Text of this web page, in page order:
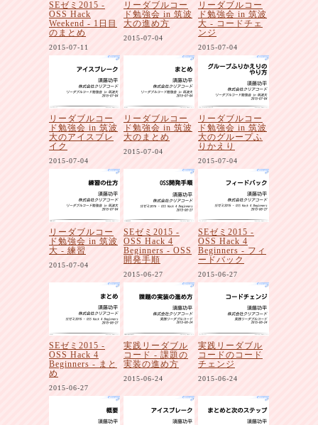
SEゼミ2015 -
OSS Hack
Weekend - 1日目
のまとめ
2015-07-11
リーダブルコー
ド勉強会 in 筑波
大の進め方
2015-07-04
リーダブルコー
ド勉強会 in 筑波
大 - コードチェ
ンジ
2015-07-04
リーダブルコー
ド勉強会 in 筑波
大のアイスブレ
イク
2015-07-04
リーダブルコー
ド勉強会 in 筑波
大のまとめ
2015-07-04
リーダブルコー
ド勉強会 in 筑波
大のグループふ
りかえり
2015-07-04
リーダブルコー
ド勉強会 in 筑波
大 - 練習
2015-07-04
SEゼミ2015 -
OSS Hack 4
Beginners - OSS
開発手順
2015-06-27
SEゼミ2015 -
OSS Hack 4
Beginners - フィ
ードバック
2015-06-27
SEゼミ2015 -
OSS Hack 4
Beginners - まと
め
2015-06-27
実践リーダブル
コード - 課題の
実装の進め方
2015-06-24
実践リーダブル
コードのコード
チェンジ
2015-06-24